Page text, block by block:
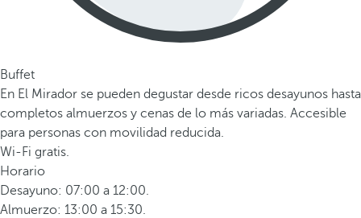
Buffet
En El Mirador se pueden degustar desde ricos desayunos hasta
completos almuerzos y cenas de lo más variadas. Accesible
para personas con movilidad reducida.
Wi-Fi gratis.
Horario
Desayuno: 07:00 a 12:00.
Almuerzo: 13:00 a 15:30.